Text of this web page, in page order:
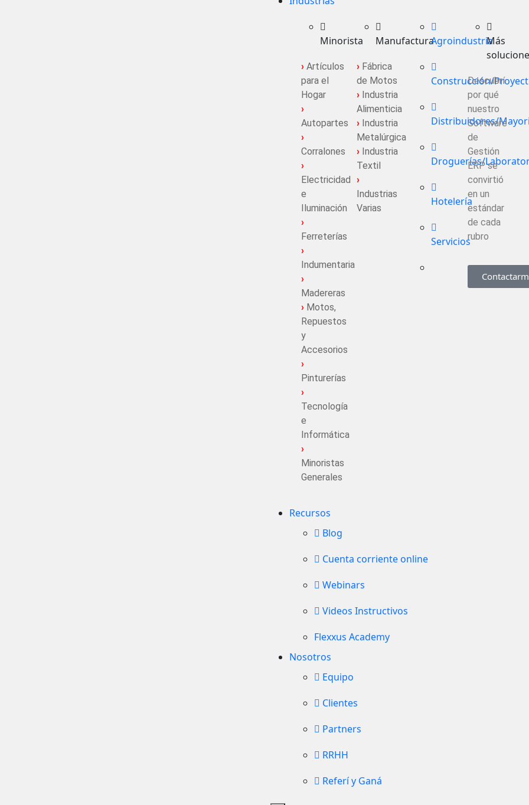
Minorista
› Artículos
para el
Hogar
›
Autopartes
›
Corralones
›
Electricidad
e
Iluminación
›
Ferreterías
›
Indumentaria
›
Madereras
› Motos,
Repuestos
y
Accesorios
›
Pinturerías
›
Tecnología
e
Informática
›
Minoristas
Generales
Manufactura
› Fábrica
de Motos
› Industria
Alimenticia
› Industria
Metalúrgica
› Industria
Textil
›
Industrias
Varias
Agroindustria
Construcción/
Distribuidores/
Droguerías/
Hotelería
Servicios
Más
Descubrí
por qué
nuestro
Software
de
Gestión
ERP se
convirtió
en un
estándar
de cada
rubro
Recursos
Blog
Cuenta corriente online
Webinars
Videos Instructivos
Flexxus Academy
Nosotros
Equipo
Clientes
Partners
RRHH
Referí y Ganá